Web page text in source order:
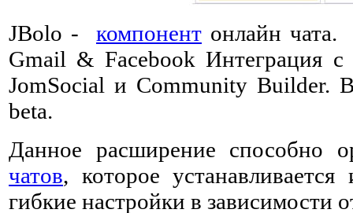
JBolo - компонент онлайн чата.
Gmail & Facebook Интеграция
JomSocial и Community Builder.
beta.
Данное расширение способно
чатов, которое
гибкие настройки в зависимости